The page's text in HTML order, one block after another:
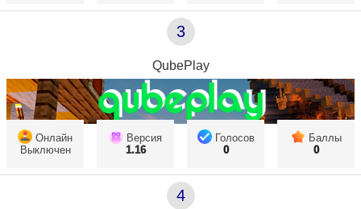
3
QubePlay
Онлайн
Выключен
Версия
1.16
Голосов
0
Баллы
0
4